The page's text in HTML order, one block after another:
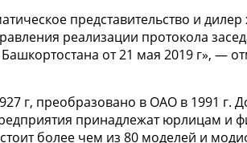
представительство и дилер
реализации протокола
от 21 мая 2019 г», —
г, преобразовано в ОАО в 1991 г.
принадлежат юрлицам и
более чем из 80 моделей и